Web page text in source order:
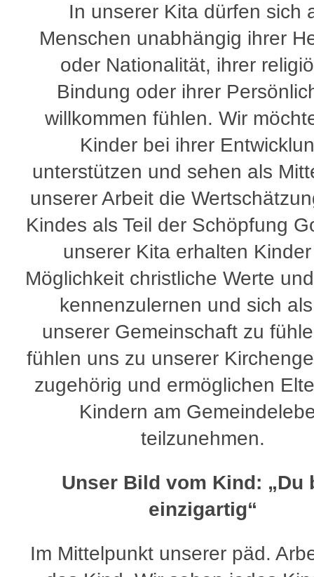
In unserer Kita dürfen sich
Menschen unabhängig ihrer
oder Nationalität, ihrer
Bindung oder ihrer
willkommen fühlen. Wir
Kinder bei ihrer
unterstützen und sehen als
unserer Arbeit die
Kindes als Teil der Schöpfung
unserer Kita erhalten
Möglichkeit christliche Werte
kennenzulernen und sich
unserer Gemeinschaft zu
fühlen uns zu unserer
zugehörig und ermöglichen
Kindern am
teilzunehmen.
Unser Bild vom Kind: „Du
einzigartig“
Im Mittelpunkt unserer päd.